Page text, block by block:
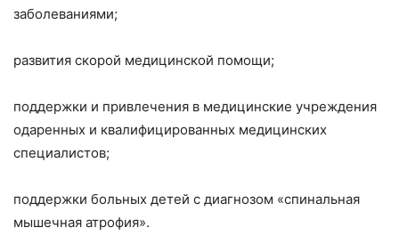
заболеваниями;
развития скорой медицинской помощи;
поддержки и привлечения в медицинские учреждения
одаренных и квалифицированных медицинских
специалистов;
поддержки больных детей с диагнозом «спинальная
мышечная атрофия».